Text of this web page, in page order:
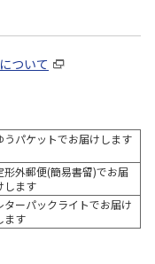
ついて
うパケットでお届けします
形外郵便(簡易書留)でお届
します
ターパックライトでお届け
ます